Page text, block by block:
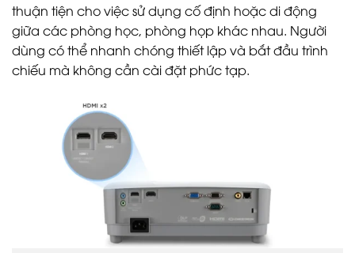
thuận tiện cho việc sử dụng cố định hoặc di động
giữa các phòng học, phòng họp khác nhau. Người
dùng có thể nhanh chóng thiết lập và bắt đầu trình
chiếu mà không cần cài đặt phức tạp.